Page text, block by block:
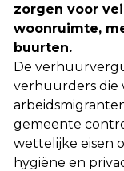
zorgen voor
woonruimte,
buurten.
De
verhuurders die
gemeente
wettelijke eisen
hygiëne en